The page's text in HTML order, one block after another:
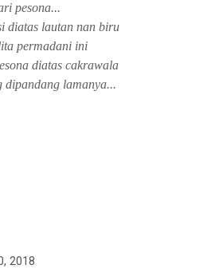
pesona...
diatas lautan nan biru
permadani ini
diatas cakrawala
dipandang lamanya...
2018